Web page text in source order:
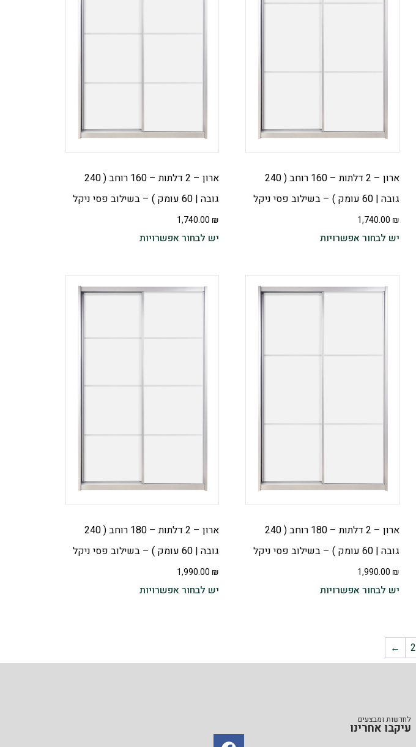
ארון – 2 דלתות – 160 רוחב ( 240
גובה | 60 עומק ) – בשילוב פסי ניקל
1,740.00 ₪
יש לבחור אפשרויות
ארון – 2 דלתות – 160 רוחב ( 240
גובה | 60 עומק ) – בשילוב פסי ניקל
1,740.00 ₪
יש לבחור אפשרויות
ארון – 2 דלתות – 180 רוחב ( 240
גובה | 60 עומק ) – בשילוב פסי ניקל
1,990.00 ₪
יש לבחור אפשרויות
ארון – 2 דלתות – 180 רוחב ( 240
גובה | 60 עומק ) – בשילוב פסי ניקל
1,990.00 ₪
יש לבחור אפשרויות
2
←
לחדשות ומבצעים
עיקבו אחרינו